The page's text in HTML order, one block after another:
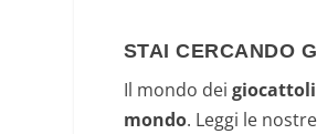
STAI CERCANDO
Il mondo dei
mondo. Leggi le